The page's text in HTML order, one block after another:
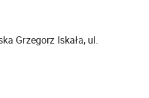
Grzegorz Iskała, ul.